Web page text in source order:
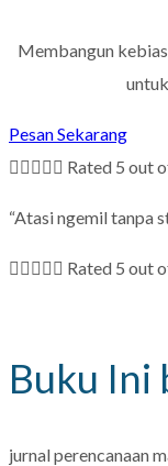
Membangun
Pesan Sekarang
 Rated 5 out
“Atasi ngemil tanpa
 Rated 5 out
Buku Ini
jurnal perencanaan